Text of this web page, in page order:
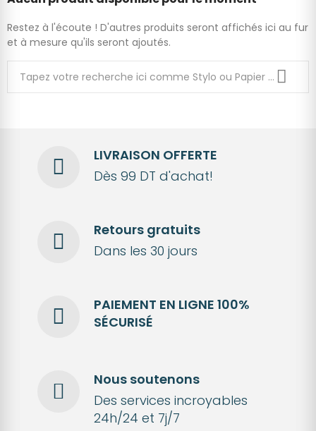
Restez à l'écoute ! D'autres produits seront affichés ici au fur
et à mesure qu'ils seront ajoutés.
LIVRAISON OFFERTE
Dès 99 DT d'achat!
Retours gratuits
Dans les 30 jours
PAIEMENT EN LIGNE 100%
SÉCURISÉ
Nous soutenons
Des services incroyables
24h/24 et 7j/7